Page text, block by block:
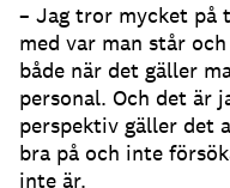
– Jag tror mycket på
med var man står
både när det gäller
personal. Och det är
perspektiv gäller det
bra på och inte
inte är.